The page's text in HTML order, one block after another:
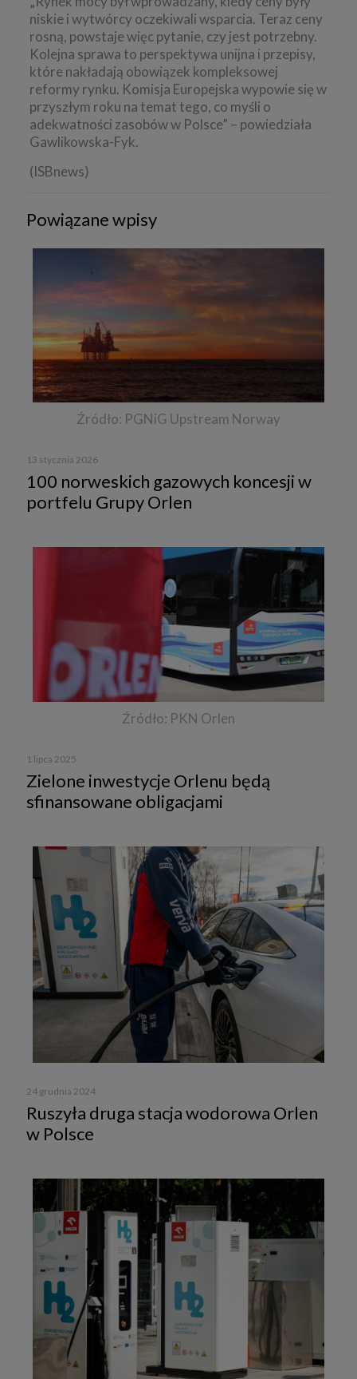
niskie i wytwórcy oczekiwali wsparcia. Teraz ceny
rosną, powstaje więc pytanie, czy jest potrzebny.
Kolejna sprawa to perspektywa unijna i przepisy,
które nakładają obowiązek kompleksowej
reformy rynku. Komisja Europejska wypowie się w
przyszłym roku na temat tego, co myśli o
adekwatności zasobów w Polsce” – powiedziała
Gawlikowska-Fyk.
(ISBnews)
Powiązane wpisy
Źródło: PGNiG Upstream Norway
13 stycznia 2026
100 norweskich gazowych koncesji w
portfelu Grupy Orlen
Źródło: PKN Orlen
1 lipca 2025
Zielone inwestycje Orlenu będą
sfinansowane obligacjami
24 grudnia 2024
Ruszyła druga stacja wodorowa Orlen
w Polsce